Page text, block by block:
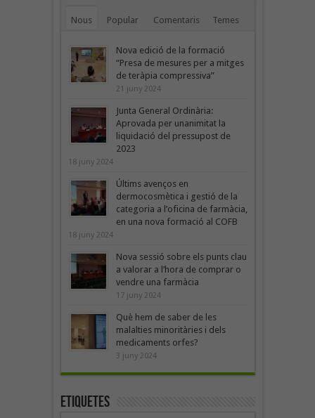
Nous Popular Comentaris Temes
Nova edició de la formació
“Presa de mesures per a mitges
de teràpia compressiva”
21 juny 2024
Junta General Ordinària:
Aprovada per unanimitat la
liquidació del pressupost de
2023
18 juny 2024
Últims avenços en
dermocosmètica i gestió de la
categoria a l’oficina de farmàcia,
en una nova formació al COFB
18 juny 2024
Nova sessió sobre els punts clau
a valorar a l’hora de comprar o
vendre una farmàcia
17 juny 2024
Què hem de saber de les
malalties minoritàries i dels
medicaments orfes?
3 juny 2024
Etiquetes